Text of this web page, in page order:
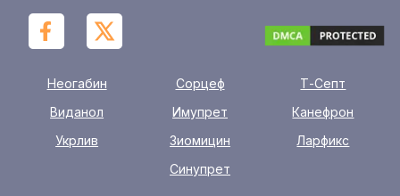
Неогабин Сорцеф
Т-Септ
Виданол
Имупрет
Канефрон
Укрлив
Зиомицин
Ларфикс
Синупрет